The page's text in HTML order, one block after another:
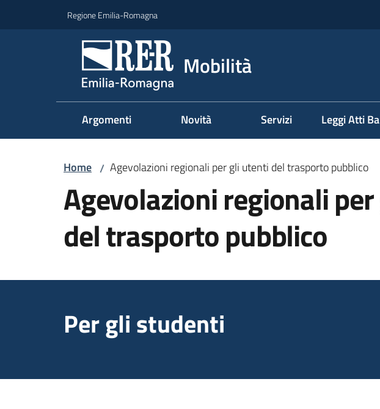
Regione Emilia-Romagna
Mobilità
Argomenti Novità Servizi Leggi Atti
Home / Agevolazioni regionali per gli utenti del trasporto pubblico
Agevolazioni regionali
del trasporto pubblico
Per gli studenti